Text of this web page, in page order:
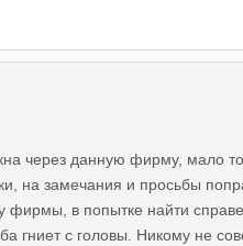
через данную фирму, мало
на замечания и просьбы
фирмы, в попытке найти
гниет с головы. Никому не